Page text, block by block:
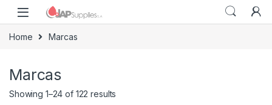
Home Marcas
Marcas
Showing 1–24 of 122 results